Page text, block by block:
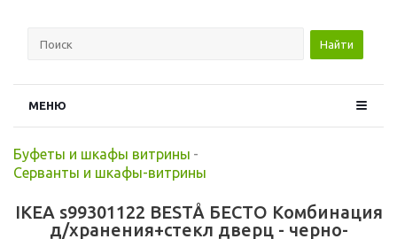
Найти
МЕНЮ
Буфеты и шкафы витрины -
Серванты и шкафы-витрины
IKEA s99301122 BESTÅ БЕСТО Комбинация
д/хранения+стекл дверц - черно-